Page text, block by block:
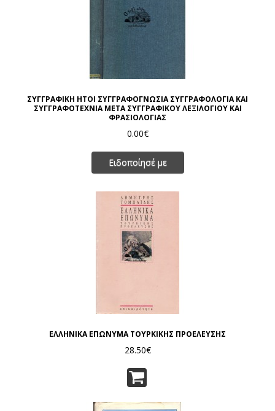
ΣΥΓΓΡΑΦΙΚΗ ΗΤΟΙ ΣΥΓΓΡΑΦΟΓΝΩΣΙΑ ΣΥΓΓΡΑΦΟΛΟΓΙΑ ΚΑΙ
ΣΥΓΓΡΑΦΟΤΕΧΝΙΑ ΜΕΤΑ ΣΥΓΓΡΑΦΙΚΟΥ ΛΕΞΙΛΟΓΙΟΥ ΚΑΙ
ΦΡΑΣΙΟΛΟΓΙΑΣ
0.00€
Ειδοποίησέ με
ΕΛΛΗΝΙΚΑ ΕΠΩΝΥΜΑ ΤΟΥΡΚΙΚΗΣ ΠΡΟΕΛΕΥΣΗΣ
28.50€